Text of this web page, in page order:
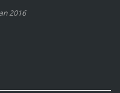
2016